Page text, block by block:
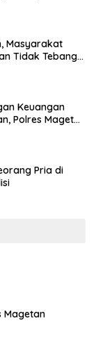
Masyarakat
Tidak Tebang
Keuangan
Polres Magetan
Pria di
Magetan